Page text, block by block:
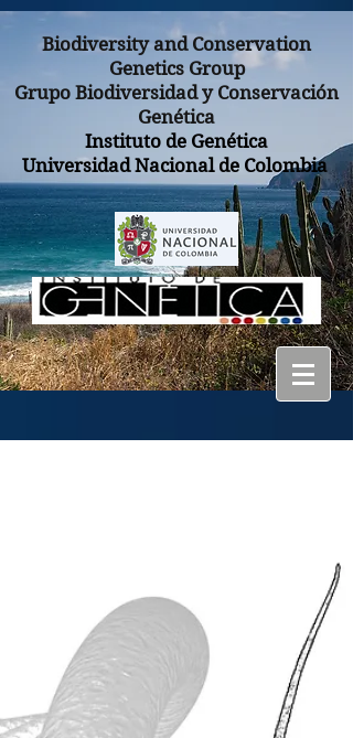
Biodiversity and Conservation
Genetics Group
Grupo Biodiversidad y Conservación
Genética
Instituto de Genética
Universidad Nacional de Colombia